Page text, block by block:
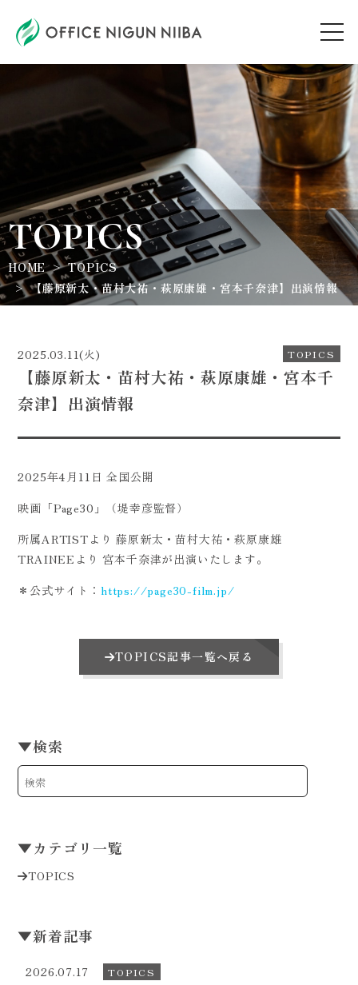
AUDITION
ARTIST
TOPICS
WORKSHOP
CONTACT
TOPICS
HOME
TOPICS
【藤原新太・苗村大祐・萩原康雄・宮本千奈津】出演情報
2025.03.11(火) TOPICS
【藤原新太・苗村大祐・萩原康雄・宮本千
奈津】出演情報
2025年4月11日 全国公開
映画「Page30」（堤幸彦監督）
所属ARTISTより 藤原新太・苗村大祐・萩原康雄
TRAINEEより 宮本千奈津が出演いたします。
＊公式サイト：https://page30-film.jp/
TOPICS記事一覧へ戻る
▼検索
▼カテゴリ一覧
TOPICS
▼新着記事
2026.07.17 TOPICS